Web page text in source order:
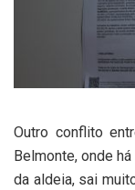
Outro conflito
Belmonte, onde
da aldeia, sai